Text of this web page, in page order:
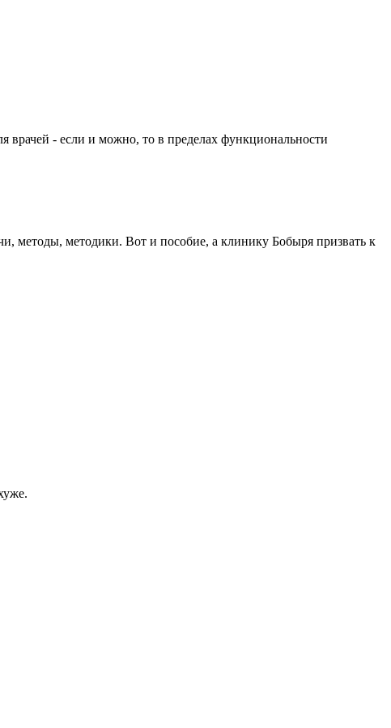
- если и можно, то в пределах функциональности
методы, методики. Вот и пособие, а клинику Бобыря призвать к